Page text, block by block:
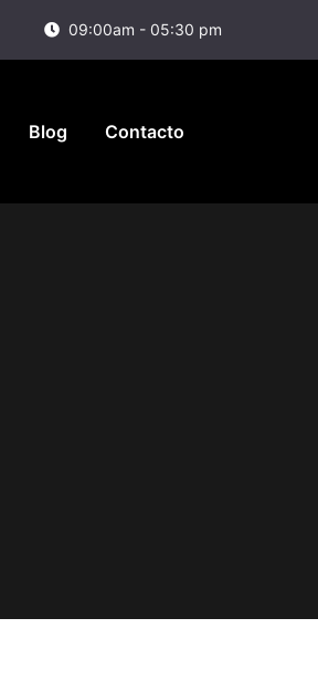
09:00am - 05:30 pm
Blog Contacto